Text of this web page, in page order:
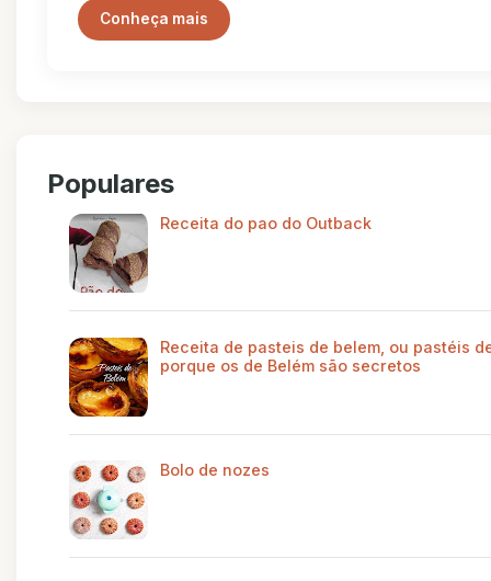
Conheça mais
Populares
Receita do pao do Outback
Receita de pasteis de belem, ou pastéis
porque os de Belém são secretos
Bolo de nozes